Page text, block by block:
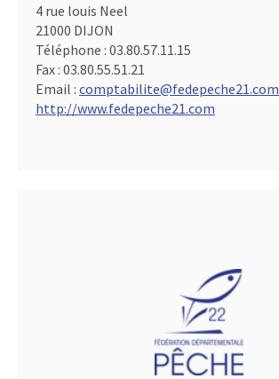
4 rue louis Neel
21000 DIJON
Téléphone : 03.80.57.11.15
Fax : 03.80.55.51.21
Email : comptabilite@fedepeche21.com
http://www.fedepeche21.com